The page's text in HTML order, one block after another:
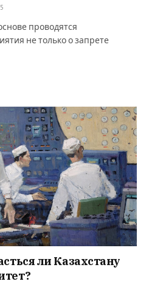
проводятся
не только о запрете
ли Казахстану